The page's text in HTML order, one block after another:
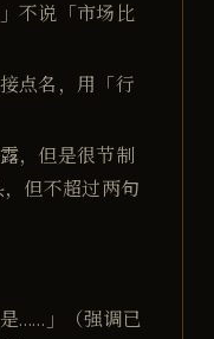
不说「市场比
点名，用「行
，但是很节制
但不超过两句
……」（强调已